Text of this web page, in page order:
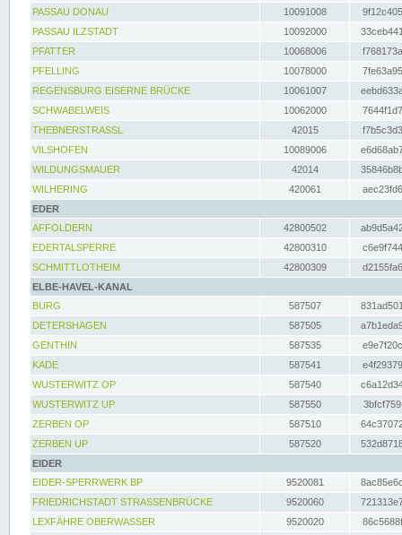
PASSAU DONAU
10091008
PASSAU ILZSTADT
10092000
PFATTER
10068006
PFELLING
10078000
REGENSBURG EISERNE BRÜCKE
10061007
SCHWABELWEIS
10062000
THEBNERSTRASSL
42015
VILSHOFEN
10089006
WILDUNGSMAUER
42014
WILHERING
420061
EDER
AFFOLDERN
42800502
EDERTALSPERRE
42800310
SCHMITTLOTHEIM
42800309
ELBE-HAVEL-KANAL
BURG
587507
DETERSHAGEN
587505
GENTHIN
587535
KADE
587541
WUSTERWITZ OP
587540
WUSTERWITZ UP
587550
ZERBEN OP
587510
ZERBEN UP
587520
EIDER
EIDER-SPERRWERK BP
9520081
FRIEDRICHSTADT STRASSENBRÜCKE
9520060
LEXFÄHRE OBERWASSER
9520020